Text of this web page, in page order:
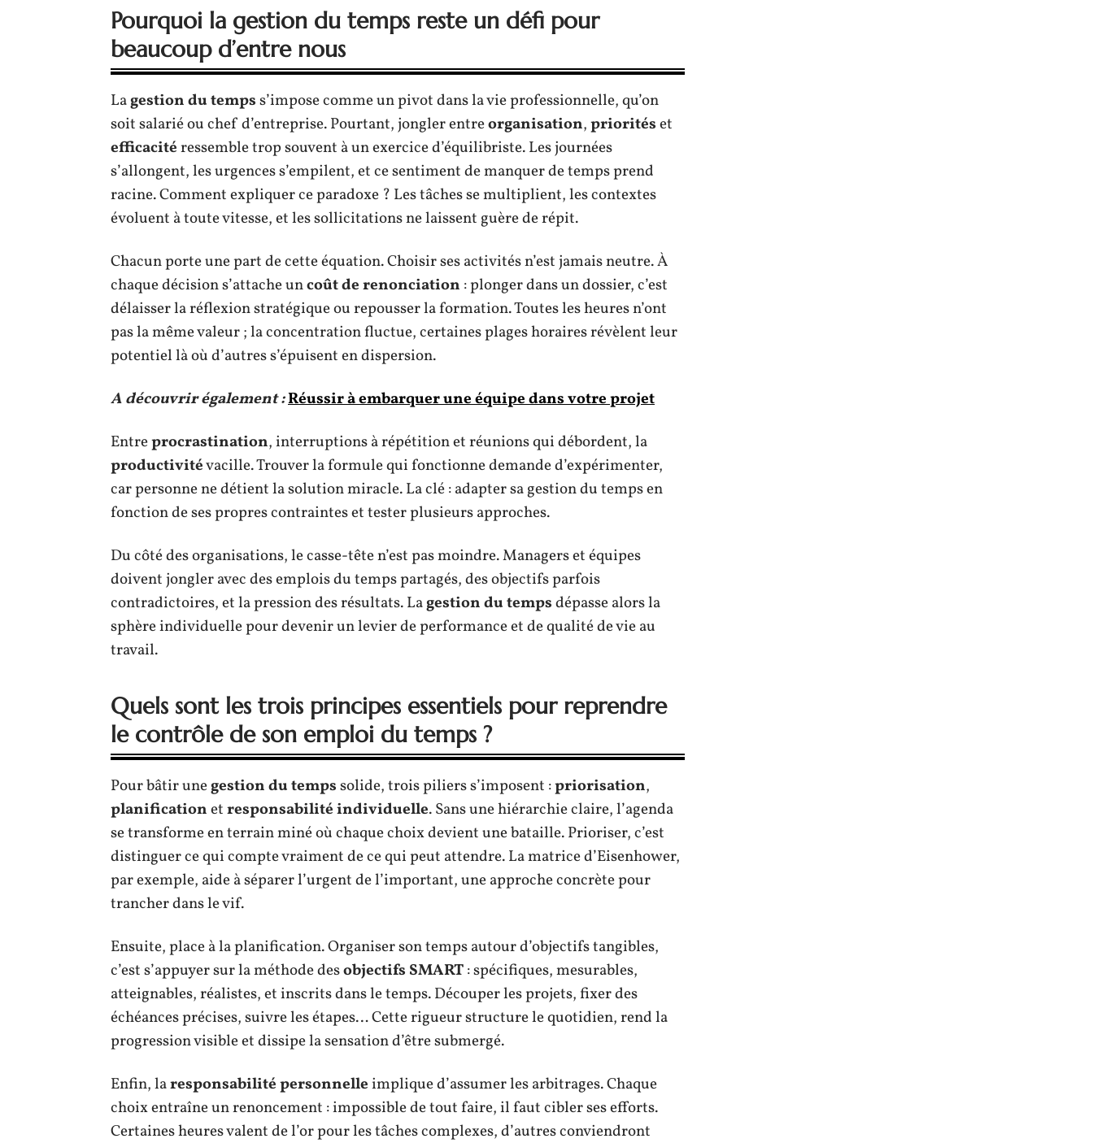
Pourquoi la gestion du temps reste un défi pour
beaucoup d’entre nous
Lagestion du tempss’impose comme un pivot dans la vie professionnelle, qu’on
soit salarié ou chef d’entreprise. Pourtant, jongler entreorganisation,prioritéset
efficacitéressemble trop souvent à un exercice d’équilibriste. Les journées
s’allongent, les urgences s’empilent, et ce sentiment de manquer de temps prend
racine. Comment expliquer ce paradoxe ? Les tâches se multiplient, les contextes
évoluent à toute vitesse, et les sollicitations ne laissent guère de répit.
Chacun porte une part de cette équation. Choisir ses activités n’est jamais neutre. À
chaque décision s’attache uncoût de renonciation : plonger dans un dossier, c’est
délaisser la réflexion stratégique ou repousser la formation. Toutes les heures n’ont
pas la même valeur ; la concentration fluctue, certaines plages horaires révèlent leur
potentiel là où d’autres s’épuisent en dispersion.
A découvrir également :Réussir à embarquer une équipe dans votre projet
Entreprocrastination, interruptions à répétition et réunions qui débordent, la
productivitévacille. Trouver la formule qui fonctionne demande d’expérimenter,
car personne ne détient la solution miracle. La clé : adapter sa gestion du temps en
fonction de ses propres contraintes et tester plusieurs approches.
Du côté des organisations, le casse-tête n’est pas moindre. Managers et équipes
doivent jongler avec des emplois du temps partagés, des objectifs parfois
contradictoires, et la pression des résultats. Lagestion du tempsdépasse alors la
sphère individuelle pour devenir un levier de performance et de qualité de vie au
travail.
Quels sont les trois principes essentiels pour reprendre
le contrôle de son emploi du temps ?
Pour bâtir unegestion du tempssolide, trois piliers s’imposent :priorisation,
planificationetresponsabilité individuelle. Sans une hiérarchie claire, l’agenda
se transforme en terrain miné où chaque choix devient une bataille. Prioriser, c’est
distinguer ce qui compte vraiment de ce qui peut attendre. La matrice d’Eisenhower,
par exemple, aide à séparer l’urgent de l’important, une approche concrète pour
trancher dans le vif.
Ensuite, place à la planification. Organiser son temps autour d’objectifs tangibles,
c’est s’appuyer sur la méthode desobjectifs SMART: spécifiques, mesurables,
atteignables, réalistes, et inscrits dans le temps. Découper les projets, fixer des
échéances précises, suivre les étapes… Cette rigueur structure le quotidien, rend la
progression visible et dissipe la sensation d’être submergé.
Enfin, laresponsabilité personnelleimplique d’assumer les arbitrages. Chaque
choix entraîne un renoncement : impossible de tout faire, il faut cibler ses efforts.
Certaines heures valent de l’or pour les tâches complexes, d’autres conviendront